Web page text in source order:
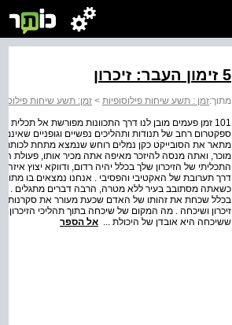
5 זימון העבר: זיכרון
מתוך:זמן : תשע שיחות פילוסופיות > זמן: תשע שיחות
101 זמן פעמים מובן לנו דרך התכוונות מפורשת אל
ספקטרום רחב של תנודות ותהליכים נפשיים וגופניים
מתאר את הסובייקט כקן נמלים רוחש שנמצא מתחת
מוכר, ואתה מנסה להיזכר מאיפה אתה מכיר אותו, פעולת
התכליתי של הזיכרון שלך בכלל יהיה רדום, ודווקא יצוץ
דרך תערובת של האקטיבי והפסיבי . אנחנו נמצאים בו
כשאתה מסתובב בעיר ללא מטרה, הרבה דברים מתגלים .
בכלל שכחת את זהותו של האדם שכעת מעורר את סקרנותך ?
זיכרון ושיכחה . מה המקום של שיכחה בתוך תהליכי הזיכרון
ששיכחה היא אובדן של היכולת ... אל הספר